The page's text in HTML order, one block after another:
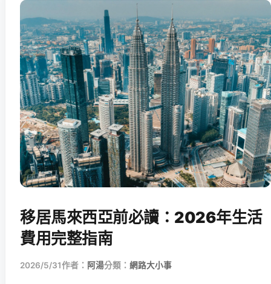
移居馬來西亞前必讀：2026年生活
費用完整指南
2026/5/31作者： 阿湯分類： 網路大小事